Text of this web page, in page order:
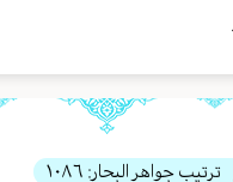
ترتيب جواهر البحار: ١٠٨٦